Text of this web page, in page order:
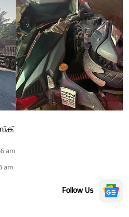
am
am
Follow Us